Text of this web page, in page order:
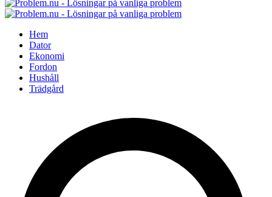
Hem
Dator
Ekonomi
Fordon
Hushåll
Trädgård